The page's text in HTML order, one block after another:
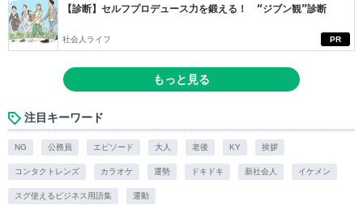
PR
【診断】セルフプロデュース力を鍛える！ “ジブン観”診断
社会人ライフ
もっと見る
注目キーワード
NG 公務員 エピソード 大人 老後 KY 挨拶
コンタクトレンズ カラオケ 運勢 ドキドキ 新社会人 イケメン
スグ使えるビジネス用語集 運動